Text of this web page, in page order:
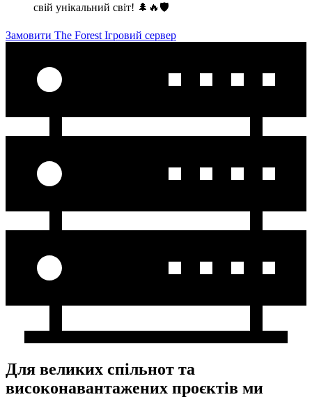
свій унікальний світ! 🌲🔥🛡️
Замовити The Forest Ігровий сервер
Для великих спільнот та
високонавантажених проєктів ми